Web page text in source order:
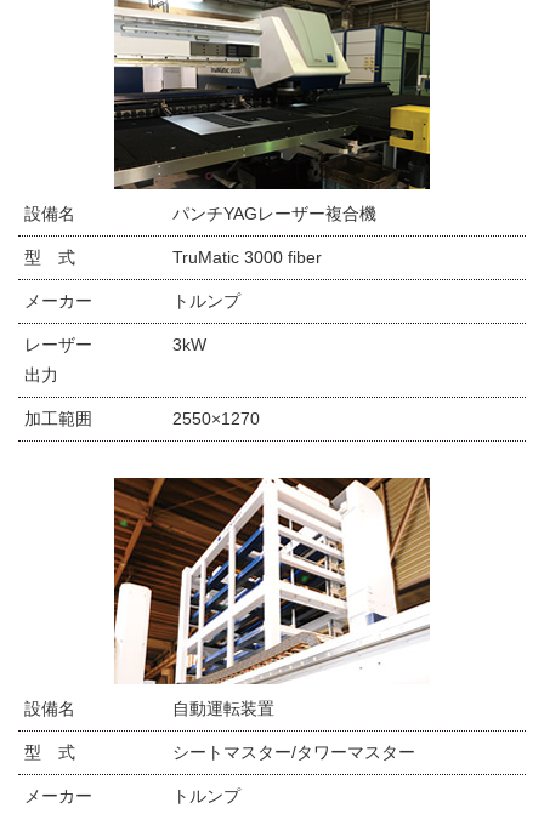
設備名 パンチYAGレーザー複合機
型 式 TruMatic 3000 fiber
メーカー トルンプ
レーザー
出力
3kW
加工範囲 2550×1270
設備名 自動運転装置
型 式 シートマスター/タワーマスター
メーカー トルンプ